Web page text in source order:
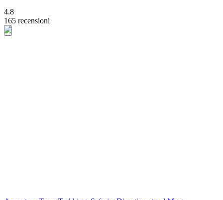
4.8
165 recensioni